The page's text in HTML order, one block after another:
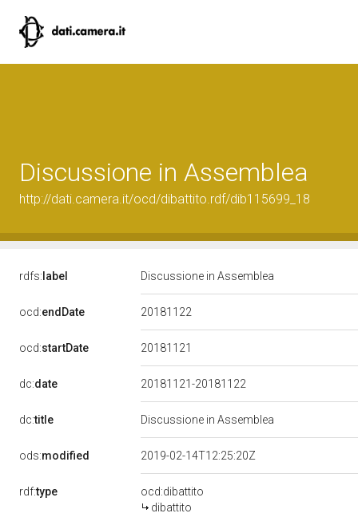
Discussione in Assemblea
http://dati.camera.it/ocd/dibattito.rdf/dib115699_18
rdfs: label Discussione in Assemblea
ocd:endDate 20181122
ocd:startDate 20181121
dc:date 20181121-20181122
dc:title Discussione in Assemblea
ods:modified 2019-02-14T12:25:20Z
rdf:type
ocd:dibattito
dibattito